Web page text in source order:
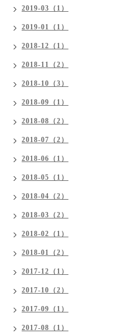
2019-03（1）
2019-01（1）
2018-12（1）
2018-11（2）
2018-10（3）
2018-09（1）
2018-08（2）
2018-07（2）
2018-06（1）
2018-05（1）
2018-04（2）
2018-03（2）
2018-02（1）
2018-01（2）
2017-12（1）
2017-10（2）
2017-09（1）
2017-08（1）